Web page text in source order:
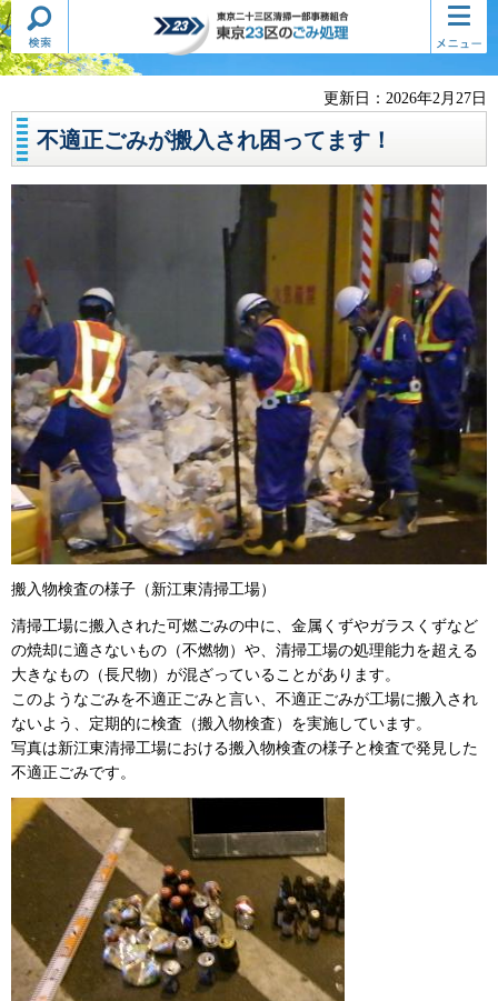
東京二十三区清掃一部事務組合
東京23区のごみ処理
検索・
共通メ
ニュー
コンテ
ンツメ
ニュー
更新日：2026年2月27日
不適正ごみが搬入され困ってます！
搬入物検査の様子（新江東清掃工場）
清掃工場に搬入された可燃ごみの中に、金属くずやガラスくずなど
の焼却に適さないもの（不燃物）や、清掃工場の処理能力を超える
大きなもの（長尺物）が混ざっていることがあります。
このようなごみを不適正ごみと言い、不適正ごみが工場に搬入され
ないよう、定期的に検査（搬入物検査）を実施しています。
写真は新江東清掃工場における搬入物検査の様子と検査で発見した
不適正ごみです。